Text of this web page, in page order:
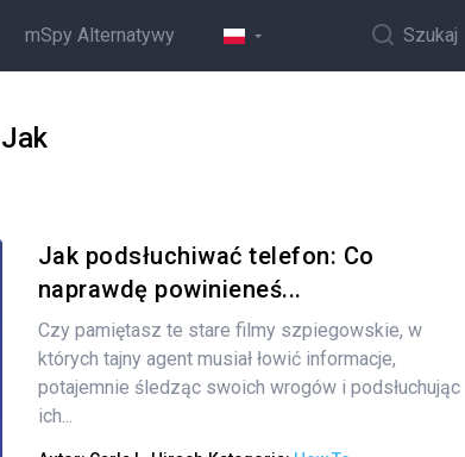
mSpy Alternatywy Szukaj
Jak
Udostępnij
Jak podsłuchiwać telefon: Co
naprawdę powinieneś...
Czy pamiętasz te stare filmy szpiegowskie, w
których tajny agent musiał łowić informacje,
potajemnie śledząc swoich wrogów i podsłuchując
ich...